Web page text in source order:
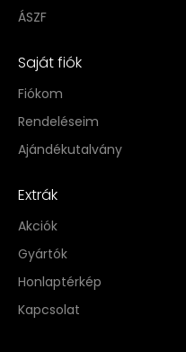
ÁSZF
Saját fiók
Fiókom
Rendeléseim
Ajándékutalvány
Extrák
Akciók
Gyártók
Honlaptérkép
Kapcsolat